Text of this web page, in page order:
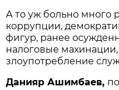
А то уж больно много
коррупции,
фигур, ранее
налоговые
злоупотребление
Данияр Ашимбаев,